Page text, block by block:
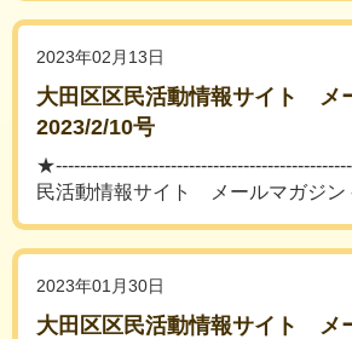
2023年02月13日
大田区区民活動情報サイト メ
2023/2/10号
民活動情報サイト メールマガジン
2023年01月30日
大田区区民活動情報サイト メ